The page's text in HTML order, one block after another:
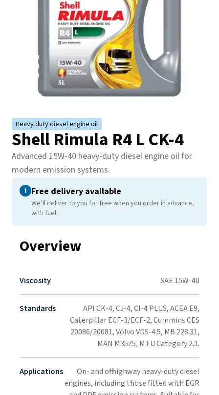
Heavy duty diesel engine oil​​​​‌ ‍ ​‍​‍‌‍ ‌ ​‍‌‍‍‌‌‍‌ ‌‍‍‌‌‍ ‍​‍​‍​ ‍‍​‍​‍‌ ​ ‌‍​‌‌‍ ‍‌‍‍‌‌ ‌​‌ ‍‌​‍ ‍‌‍‍‌‌‍ ​‍​‍​‍ ​​‍​‍‌‍‍​‌ ​‍‌‍‌‌‌‍‌‍​‍​‍​ ‍‍​‍​‍‌‍‍​‌ ‌​‌ ‌​‌ ​​‌ ​ ​ ‍‍​‍ ​‍ ‌‍ ​‌‍‍‌‌‍​‍‌‍‌‌‌ ​‍‌ ‌​‌ ‍‌​‍ ‌‌ ​ ‌ ‌​‌ ‌‌‌‍‌​‌‍‍‌‌‍ ​‍ ‍‌ ‌‍‌‍‌‌‌ ​‍‌‍​ ‌‍‌‌‌‍ ​​‍ ‍‌‍​‌‌ ​​‌ ​​​‍ ‌‍‍‌‌‍ ‍‌ ‌​‌‍‌‌‌‍ ‍‌ ‌​​‍ ‌‍‌‌‌‍‌​‌‍‍‌‌ ‌​​‍ ‌‍ ‌‌‍ ‌‍‌​‌‍‌‌​ ‌‌ ​​‌ ​‍‌‍‌‌‌ ​ ‌‍‌‌‌‍ ‍‌ ‌​‌‍​‌‌ ‌​‌‍‍‌‌‍ ‌‍ ‍​ ‍ ‌‍‍‌‌‍‌​​ ‌‌ ​​‌ ​‍‌‍ ‌‍‌​‌ ‌‌‌‍​ ‌ ‌​​‍ ‌‌ ​​‌ ​‍‌‍ ‌‍‌​‌ ‌‌‌‍​ ‌ ‌​‌ ​ ​‍ ‌‌ ​ ‌‍‍​‌‍‌‌‌‍ ​‌‍ ​​‍ ‌‌ ​‍‌‍‍‌‌‍ ‌‌ ‌‌‌‍ ​‌‍​‌​‍ ‌‌ ​‍​ ‌​​‍ ‌‌‍ ​​‍ ‌‌‍​ ‌‍‍ ​‍ ‌​ ‌​​ ‍ ‌ ‌​‌ ‍‌‌ ​​‌‍‌‌​ ‌‌ ​​‌ ​‍‌‍ ‌‍‌​‌ ‌‌‌‍​ ‌ ‌​​ ‍ ‌ ​​‌‍​‌‌ ‌​‌‍‍​​ ‌‌ ​ ‌ ‌‌‌‍​‍‌​​ ‌‍​‌‌ ‌​‌‍‌‌‌‍‌ ‌‍ ‌ ​‍‌ ‍‌​ ‌‍​‍‌‍​‌‌ ​ ‌‍‌‌‌‌‌‌‌ ​‍‌‍ ​​ ‌‌‍‍​‌ ‌​‌ ‌​‌ ​​‌ ​ ​‍‌‌​ ​ ‌​​‌​‍‌‌​ ​‍‌​‌‍​‍‌‌​ ​‍‌​‌‍‌‍ ​‌‍‍‌‌‍​‍‌‍‌‌‌ ​‍‌ ‌​‌ ‍‌​‍ ‌‌ ​ ‌ ‌​‌ ‌‌‌‍‌​‌‍‍‌‌‍ ​‍ ‍‌ ‌‍‌‍‌‌‌ ​‍‌‍​ ‌‍‌‌‌‍ ​​‍ ‍‌‍​‌‌ ​​‌ ​​​‍‌‍‌‍‍‌‌‍‌​​ ‌‌ ​​‌ ​‍‌‍ ‌‍‌​‌ ‌‌‌‍​ ‌ ‌​​‍ ‌‌ ​​‌ ​‍‌‍ ‌‍‌​‌ ‌‌‌‍​ ‌ ‌​‌ ​ ​‍ ‌‌ ​ ‌‍‍​‌‍‌‌‌‍ ​‌‍ ​​‍ ‌‌ ​‍‌‍‍‌‌‍ ‌‌ ‌‌‌‍ ​‌‍​‌​‍ ‌‌ ​‍​ ‌​​‍ ‌‌‍ ​​‍ ‌‌‍​ ‌‍‍ ​‍ ‌​ ‌​​‍‌‍‌ ‌​‌ ‍‌‌ ​​‌‍‌‌​ ‌‌ ​​‌ ​‍‌‍ ‌‍‌​‌ ‌‌‌‍​ ‌ ‌​​‍‌‍‌ ​​‌‍​‌‌ ‌​‌‍‍​​ ‌‌ ​ ‌ ‌‌‌‍​‍‌​​ ‌‍​‌‌ ‌​‌‍‌‌‌‍‌ ‌‍ ‌ ​‍‌ ‍‌​‍‌‍‌ ​​‌‍‌‌‌ ​‍‌ ​ ‌ ​​‌‍‌‌‌‍​ ‌ ‌​‌‍‍‌‌ ‌‍‌‍‌‌​ ‌‌ ​​‌ ‌‌‌‍​‍‌‍ ​‌‍‍‌‌ ​ ‌‍‍​‌‍‌‌‌‍‌​​‍​‍‌ ‌
Shell Rimula R4 L CK-4​​​​‌ ‍ ​‍​‍‌‍ ‌ ​‍‌‍‍‌‌‍‌ ‌‍‍‌‌‍ ‍​‍​‍​ ‍‍​‍​‍‌ ​ ‌‍​‌‌‍ ‍‌‍‍‌‌ ‌​‌ ‍‌​‍ ‍‌‍‍‌‌‍ ​‍​‍​‍ ​​‍​‍‌‍‍​‌ ​‍‌‍‌‌‌‍‌‍​‍​‍​ ‍‍​‍​‍‌‍‍​‌ ‌​‌ ‌​‌ ​​‌ ​ ​ ‍‍​‍ ​‍ ‌‍ ​‌‍‍‌‌‍​‍‌‍‌‌‌ ​‍‌ ‌​‌ ‍‌​‍ ‌‌ ​ ‌ ‌​‌ ‌‌‌‍‌​‌‍‍‌‌‍ ​‍ ‍‌ ‌‍‌‍‌‌‌ ​‍‌‍​ ‌‍‌‌‌‍ ​​‍ ‍‌‍​‌‌ ​​‌ ​​​‍ ‌‍‍‌‌‍ ‍‌ ‌​‌‍‌‌‌‍ ‍‌ ‌​​‍ ‌‍‌‌‌‍‌​‌‍‍‌‌ ‌​​‍ ‌‍ ‌‌‍ ‌‍‌​‌‍‌‌​ ‌‌ ​​‌ ​‍‌‍‌‌‌ ​ ‌‍‌‌‌‍ ‍‌ ‌​‌‍​‌‌ ‌​‌‍‍‌‌‍ ‌‍ ‍​ ‍ ‌‍‍‌‌‍‌​​ ‌‌ ​​‌ ​‍‌‍ ‌‍‌​‌ ‌‌‌‍​ ‌ ‌​​‍ ‌‌ ​​‌ ​‍‌‍ ‌‍‌​‌ ‌‌‌‍​ ‌ ‌​‌ ​ ​‍ ‌‌ ​ ‌‍‍​‌‍‌‌‌‍ ​‌‍ ​​‍ ‌‌ ​‍‌‍‍‌‌‍ ‌‌ ‌‌‌‍ ​‌‍​‌​‍ ‌‌ ​‍​ ‌​​‍ ‌‌‍ ​​‍ ‌‌‍​ ‌‍‍ ​‍ ‌​ ‌​​ ‍ ‌ ‌​‌ ‍‌‌ ​​‌‍‌‌​ ‌‌ ​​‌ ​‍‌‍ ‌‍‌​‌ ‌‌‌‍​ ‌ ‌​​ ‍ ‌ ​​‌‍​‌‌ ‌​‌‍‍​​ ‌‌ ​​‌ ​‍‌‍ ‌‍‌​‌ ‌‌‌‍​ ‌ ‌​‌​ ‍‌‍​‌‌‍ ‌‌‍‌‌​ ‌‍​‍‌‍​‌‌ ​ ‌‍‌‌‌‌‌‌‌ ​‍‌‍ ​​ ‌‌‍‍​‌ ‌​‌ ‌​‌ ​​‌ ​ ​‍‌‌​ ​ ‌​​‌​‍‌‌​ ​‍‌​‌‍​‍‌‌​ ​‍‌​‌‍‌‍ ​‌‍‍‌‌‍​‍‌‍‌‌‌ ​‍‌ ‌​‌ ‍‌​‍ ‌‌ ​ ‌ ‌​‌ ‌‌‌‍‌​‌‍‍‌‌‍ ​‍ ‍‌ ‌‍‌‍‌‌‌ ​‍‌‍​ ‌‍‌‌‌‍ ​​‍ ‍‌‍​‌‌ ​​‌ ​​​‍‌‍‌‍‍‌‌‍‌​​ ‌‌ ​​‌ ​‍‌‍ ‌‍‌​‌ ‌‌‌‍​ ‌ ‌​​‍ ‌‌ ​​‌ ​‍‌‍ ‌‍‌​‌ ‌‌‌‍​ ‌ ‌​‌ ​ ​‍ ‌‌ ​ ‌‍‍​‌‍‌‌‌‍ ​‌‍ ​​‍ ‌‌ ​‍‌‍‍‌‌‍ ‌‌ ‌‌‌‍ ​‌‍​‌​‍ ‌‌ ​‍​ ‌​​‍ ‌‌‍ ​​‍ ‌‌‍​ ‌‍‍ ​‍ ‌​ ‌​​‍‌‍‌ ‌​‌ ‍‌‌ ​​‌‍‌‌​ ‌‌ ​​‌ ​‍‌‍ ‌‍‌​‌ ‌‌‌‍​ ‌ ‌​​‍‌‍‌ ​​‌‍​‌‌ ‌​‌‍‍​​ ‌‌ ​​‌ ​‍‌‍ ‌‍‌​‌ ‌‌‌‍​ ‌ ‌​‌​ ‍‌‍​‌‌‍ ‌‌‍‌‌​‍‌‍‌ ​​‌‍‌‌‌ ​‍‌ ​ ‌ ​​‌‍‌‌‌‍​ ‌ ‌​‌‍‍‌‌ ‌‍‌‍‌‌​ ‌‌ ​​‌ ‌‌‌‍​‍‌‍ ​‌‍‍‌‌ ​ ‌‍‍​‌‍‌‌‌‍‌​​‍​‍‌ ‌
Advanced 15W-40 heavy-duty diesel engine oil for
modern emission systems.​​​​‌ ‍ ​‍​‍‌‍ ‌ ​‍‌‍‍‌‌‍‌ ‌‍‍‌‌‍ ‍​‍​‍​ ‍‍​‍​‍‌ ​ ‌‍​‌‌‍ ‍‌‍‍‌‌ ‌​‌ ‍‌​‍ ‍‌‍‍‌‌‍ ​‍​‍​‍ ​​‍​‍‌‍‍​‌ ​‍‌‍‌‌‌‍‌‍​‍​‍​ ‍‍​‍​‍‌‍‍​‌ ‌​‌ ‌​‌ ​​‌ ​ ​ ‍‍​‍ ​‍ ‌‍ ​‌‍‍‌‌‍​‍‌‍‌‌‌ ​‍‌ ‌​‌ ‍‌​‍ ‌‌ ​ ‌ ‌​‌ ‌‌‌‍‌​‌‍‍‌‌‍ ​‍ ‍‌ ‌‍‌‍‌‌‌ ​‍‌‍​ ‌‍‌‌‌‍ ​​‍ ‍‌‍​‌‌ ​​‌ ​​​‍ ‌‍‍‌‌‍ ‍‌ ‌​‌‍‌‌‌‍ ‍‌ ‌​​‍ ‌‍‌‌‌‍‌​‌‍‍‌‌ ‌​​‍ ‌‍ ‌‌‍ ‌‍‌​‌‍‌‌​ ‌‌ ​​‌ ​‍‌‍‌‌‌ ​ ‌‍‌‌‌‍ ‍‌ ‌​‌‍​‌‌ ‌​‌‍‍‌‌‍ ‌‍ ‍​ ‍ ‌‍‍‌‌‍‌​​ ‌‌ ​​‌ ​‍‌‍ ‌‍‌​‌ ‌‌‌‍​ ‌ ‌​​‍ ‌‌ ​​‌ ​‍‌‍ ‌‍‌​‌ ‌‌‌‍​ ‌ ‌​‌ ​ ​‍ ‌‌ ​ ‌‍‍​‌‍‌‌‌‍ ​‌‍ ​​‍ ‌‌ ​‍‌‍‍‌‌‍ ‌‌ ‌‌‌‍ ​‌‍​‌​‍ ‌‌ ​‍​ ‌​​‍ ‌‌‍ ​​‍ ‌‌‍​ ‌‍‍ ​‍ ‌​ ‌​​ ‍ ‌ ‌​‌ ‍‌‌ ​​‌‍‌‌​ ‌‌ ​​‌ ​‍‌‍ ‌‍‌​‌ ‌‌‌‍​ ‌ ‌​​ ‍ ‌ ​​‌‍​‌‌ ‌​‌‍‍​​ ‌‌ ​ ‌ ‌‌‌‍​‍‌ ‌​‌‍‍‌‌ ‌​‌‍ ​‌‍‌‌​ ‌‍​‍‌‍​‌‌ ​ ‌‍‌‌‌‌‌‌‌ ​‍‌‍ ​​ ‌‌‍‍​‌ ‌​‌ ‌​‌ ​​‌ ​ ​‍‌‌​ ​ ‌​​‌​‍‌‌​ ​‍‌​‌‍​‍‌‌​ ​‍‌​‌‍‌‍ ​‌‍‍‌‌‍​‍‌‍‌‌‌ ​‍‌ ‌​‌ ‍‌​‍ ‌‌ ​ ‌ ‌​‌ ‌‌‌‍‌​‌‍‍‌‌‍ ​‍ ‍‌ ‌‍‌‍‌‌‌ ​‍‌‍​ ‌‍‌‌‌‍ ​​‍ ‍‌‍​‌‌ ​​‌ ​​​‍‌‍‌‍‍‌‌‍‌​​ ‌‌ ​​‌ ​‍‌‍ ‌‍‌​‌ ‌‌‌‍​ ‌ ‌​​‍ ‌‌ ​​‌ ​‍‌‍ ‌‍‌​‌ ‌‌‌‍​ ‌ ‌​‌ ​ ​‍ ‌‌ ​ ‌‍‍​‌‍‌‌‌‍ ​‌‍ ​​‍ ‌‌ ​‍‌‍‍‌‌‍ ‌‌ ‌‌‌‍ ​‌‍​‌​‍ ‌‌ ​‍​ ‌​​‍ ‌‌‍ ​​‍ ‌‌‍​ ‌‍‍ ​‍ ‌​ ‌​​‍‌‍‌ ‌​‌ ‍‌‌ ​​‌‍‌‌​ ‌‌ ​​‌ ​‍‌‍ ‌‍‌​‌ ‌‌‌‍​ ‌ ‌​​‍‌‍‌ ​​‌‍​‌‌ ‌​‌‍‍​​ ‌‌ ​ ‌ ‌‌‌‍​‍‌ ‌​‌‍‍‌‌ ‌​‌‍ ​‌‍‌‌​‍‌‍‌ ​​‌‍‌‌‌ ​‍‌ ​ ‌ ​​‌‍‌‌‌‍​ ‌ ‌​‌‍‍‌‌ ‌‍‌‍‌‌​ ‌‌ ​​‌ ‌‌‌‍​‍‌‍ ​‌‍‍‌‌ ​ ‌‍‍​‌‍‌‌‌‍‌​​‍​‍‌ ‌
i Free delivery available ​​​​‌ ‍ ​‍​‍‌‍ ‌ ​‍‌‍‍‌‌‍‌ ‌‍‍‌‌‍ ‍​‍​‍​ ‍‍​‍​‍‌ ​ ‌‍​‌‌‍ ‍‌‍‍‌‌ ‌​‌ ‍‌​‍ ‍‌‍‍‌‌‍ ​‍​‍​‍ ​​‍​‍‌‍‍​‌ ​‍‌‍‌‌‌‍‌‍​‍​‍​ ‍‍​‍​‍‌‍‍​‌ ‌​‌ ‌​‌ ​​‌ ​ ​ ‍‍​‍ ​‍ ‌‍ ​‌‍‍‌‌‍​‍‌‍‌‌‌ ​‍‌ ‌​‌ ‍‌​‍ ‌‌ ​ ‌ ‌​‌ ‌‌‌‍‌​‌‍‍‌‌‍ ​‍ ‍‌ ‌‍‌‍‌‌‌ ​‍‌‍​ ‌‍‌‌‌‍ ​​‍ ‍‌‍​‌‌ ​​‌ ​​​‍ ‌‍‍‌‌‍ ‍‌ ‌​‌‍‌‌‌‍ ‍‌ ‌​​‍ ‌‍‌‌‌‍‌​‌‍‍‌‌ ‌​​‍ ‌‍ ‌‌‍ ‌‍‌​‌‍‌‌​ ‌‌ ​​‌ ​‍‌‍‌‌‌ ​ ‌‍‌‌‌‍ ‍‌ ‌​‌‍​‌‌ ‌​‌‍‍‌‌‍ ‌‍ ‍​ ‍ ‌‍‍‌‌‍‌​​ ‌‌ ​​‌ ​‍‌‍ ‌‍‌​‌ ‌‌‌‍​ ‌ ‌​​‍ ‌‌ ​​‌ ​‍‌‍ ‌‍‌​‌ ‌‌‌‍​ ‌ ‌​‌ ​ ​‍ ‌‌ ​ ‌‍‍​‌‍‌‌‌‍ ​‌‍ ​​‍ ‌‌ ​‍‌‍‍‌‌‍ ‌‌ ‌‌‌‍ ​‌‍​‌​‍ ‌‌ ​‍​ ‌​​‍ ‌‌‍ ​​‍ ‌‌‍​ ‌‍‍ ​‍ ‌​ ‌​​ ‍ ‌ ‌​‌ ‍‌‌ ​​‌‍‌‌​ ‌‌ ​​‌ ​‍‌‍ ‌‍‌​‌ ‌‌‌‍​ ‌ ‌​​ ‍ ‌ ​​‌‍​‌‌ ‌​‌‍‍​​ ‌‌‍‍‌‌‍ ‍‌‍‌‍‌‍ ​‍ ‍‌ ‌​‌‍‍‌‌ ‌​‌‍ ​‌‍‌‌​ ‌‍​‍‌‍​‌‌ ​ ‌‍‌‌‌‌‌‌‌ ​‍‌‍ ​​ ‌‌‍‍​‌ ‌​‌ ‌​‌ ​​‌ ​ ​‍‌‌​ ​ ‌​​‌​‍‌‌​ ​‍‌​‌‍​‍‌‌​ ​‍‌​‌‍‌‍ ​‌‍‍‌‌‍​‍‌‍‌‌‌ ​‍‌ ‌​‌ ‍‌​‍ ‌‌ ​ ‌ ‌​‌ ‌‌‌‍‌​‌‍‍‌‌‍ ​‍ ‍‌ ‌‍‌‍‌‌‌ ​‍‌‍​ ‌‍‌‌‌‍ ​​‍ ‍‌‍​‌‌ ​​‌ ​​​‍‌‍‌‍‍‌‌‍‌​​ ‌‌ ​​‌ ​‍‌‍ ‌‍‌​‌ ‌‌‌‍​ ‌ ‌​​‍ ‌‌ ​​‌ ​‍‌‍ ‌‍‌​‌ ‌‌‌‍​ ‌ ‌​‌ ​ ​‍ ‌‌ ​ ‌‍‍​‌‍‌‌‌‍ ​‌‍ ​​‍ ‌‌ ​‍‌‍‍‌‌‍ ‌‌ ‌‌‌‍ ​‌‍​‌​‍ ‌‌ ​‍​ ‌​​‍ ‌‌‍ ​​‍ ‌‌‍​ ‌‍‍ ​‍ ‌​ ‌​​‍‌‍‌ ‌​‌ ‍‌‌ ​​‌‍‌‌​ ‌‌ ​​‌ ​‍‌‍ ‌‍‌​‌ ‌‌‌‍​ ‌ ‌​​‍‌‍‌ ​​‌‍​‌‌ ‌​‌‍‍​​ ‌‌‍‍‌‌‍ ‍‌‍‌‍‌‍ ​‍ ‍‌ ‌​‌‍‍‌‌ ‌​‌‍ ​‌‍‌‌​‍‌‍‌ ​​‌‍‌‌‌ ​‍‌ ​ ‌ ​​‌‍‌‌‌‍​ ‌ ‌​‌‍‍‌‌ ‌‍‌‍‌‌​ ‌‌ ​​‌ ‌‌‌‍​‍‌‍ ​‌‍‍‌‌ ​ ‌‍‍​‌‍‌‌‌‍‌​​‍​‍‌ ‌
We’ll deliver to you for free when you order in advance,
with fuel. ​​​​‌ ‍ ​‍​‍‌‍ ‌ ​‍‌‍‍‌‌‍‌ ‌‍‍‌‌‍ ‍​‍​‍​ ‍‍​‍​‍‌ ​ ‌‍​‌‌‍ ‍‌‍‍‌‌ ‌​‌ ‍‌​‍ ‍‌‍‍‌‌‍ ​‍​‍​‍ ​​‍​‍‌‍‍​‌ ​‍‌‍‌‌‌‍‌‍​‍​‍​ ‍‍​‍​‍‌‍‍​‌ ‌​‌ ‌​‌ ​​‌ ​ ​ ‍‍​‍ ​‍ ‌‍ ​‌‍‍‌‌‍​‍‌‍‌‌‌ ​‍‌ ‌​‌ ‍‌​‍ ‌‌ ​ ‌ ‌​‌ ‌‌‌‍‌​‌‍‍‌‌‍ ​‍ ‍‌ ‌‍‌‍‌‌‌ ​‍‌‍​ ‌‍‌‌‌‍ ​​‍ ‍‌‍​‌‌ ​​‌ ​​​‍ ‌‍‍‌‌‍ ‍‌ ‌​‌‍‌‌‌‍ ‍‌ ‌​​‍ ‌‍‌‌‌‍‌​‌‍‍‌‌ ‌​​‍ ‌‍ ‌‌‍ ‌‍‌​‌‍‌‌​ ‌‌ ​​‌ ​‍‌‍‌‌‌ ​ ‌‍‌‌‌‍ ‍‌ ‌​‌‍​‌‌ ‌​‌‍‍‌‌‍ ‌‍ ‍​ ‍ ‌‍‍‌‌‍‌​​ ‌‌ ​​‌ ​‍‌‍ ‌‍‌​‌ ‌‌‌‍​ ‌ ‌​​‍ ‌‌ ​​‌ ​‍‌‍ ‌‍‌​‌ ‌‌‌‍​ ‌ ‌​‌ ​ ​‍ ‌‌ ​ ‌‍‍​‌‍‌‌‌‍ ​‌‍ ​​‍ ‌‌ ​‍‌‍‍‌‌‍ ‌‌ ‌‌‌‍ ​‌‍​‌​‍ ‌‌ ​‍​ ‌​​‍ ‌‌‍ ​​‍ ‌‌‍​ ‌‍‍ ​‍ ‌​ ‌​​ ‍ ‌ ‌​‌ ‍‌‌ ​​‌‍‌‌​ ‌‌ ​​‌ ​‍‌‍ ‌‍‌​‌ ‌‌‌‍​ ‌ ‌​​ ‍ ‌ ​​‌‍​‌‌ ‌​‌‍‍​​ ‌‌‍‍‌‌‍ ‍‌‍‌‍‌‍ ​‍ ‍‌‍‌​‌‍‌‌‌ ​ ‌‍​ ‌ ​‍‌‍‍‌‌ ​​‌ ‌​‌‍‍‌‌‍ ‌‍ ‍​ ‌‍​‍‌‍​‌‌ ​ ‌‍‌‌‌‌‌‌‌ ​‍‌‍ ​​ ‌‌‍‍​‌ ‌​‌ ‌​‌ ​​‌ ​ ​‍‌‌​ ​ ‌​​‌​‍‌‌​ ​‍‌​‌‍​‍‌‌​ ​‍‌​‌‍‌‍ ​‌‍‍‌‌‍​‍‌‍‌‌‌ ​‍‌ ‌​‌ ‍‌​‍ ‌‌ ​ ‌ ‌​‌ ‌‌‌‍‌​‌‍‍‌‌‍ ​‍ ‍‌ ‌‍‌‍‌‌‌ ​‍‌‍​ ‌‍‌‌‌‍ ​​‍ ‍‌‍​‌‌ ​​‌ ​​​‍‌‍‌‍‍‌‌‍‌​​ ‌‌ ​​‌ ​‍‌‍ ‌‍‌​‌ ‌‌‌‍​ ‌ ‌​​‍ ‌‌ ​​‌ ​‍‌‍ ‌‍‌​‌ ‌‌‌‍​ ‌ ‌​‌ ​ ​‍ ‌‌ ​ ‌‍‍​‌‍‌‌‌‍ ​‌‍ ​​‍ ‌‌ ​‍‌‍‍‌‌‍ ‌‌ ‌‌‌‍ ​‌‍​‌​‍ ‌‌ ​‍​ ‌​​‍ ‌‌‍ ​​‍ ‌‌‍​ ‌‍‍ ​‍ ‌​ ‌​​‍‌‍‌ ‌​‌ ‍‌‌ ​​‌‍‌‌​ ‌‌ ​​‌ ​‍‌‍ ‌‍‌​‌ ‌‌‌‍​ ‌ ‌​​‍‌‍‌ ​​‌‍​‌‌ ‌​‌‍‍​​ ‌‌‍‍‌‌‍ ‍‌‍‌‍‌‍ ​‍ ‍‌‍‌​‌‍‌‌‌ ​ ‌‍​ ‌ ​‍‌‍‍‌‌ ​​‌ ‌​‌‍‍‌‌‍ ‌‍ ‍​‍‌‍‌ ​​‌‍‌‌‌ ​‍‌ ​ ‌ ​​‌‍‌‌‌‍​ ‌ ‌​‌‍‍‌‌ ‌‍‌‍‌‌​ ‌‌ ​​‌ ‌‌‌‍​‍‌‍ ​‌‍‍‌‌ ​ ‌‍‍​‌‍‌‌‌‍‌​​‍​‍‌ ‌
Overview
Viscosity​​​​‌ ‍ ​‍​‍‌‍ ‌ ​‍‌‍‍‌‌‍‌ ‌‍‍‌‌‍ ‍​‍​‍​ ‍‍​‍​‍‌ ​ ‌‍​‌‌‍ ‍‌‍‍‌‌ ‌​‌ ‍‌​‍ ‍‌‍‍‌‌‍ ​‍​‍​‍ ​​‍​‍‌‍‍​‌ ​‍‌‍‌‌‌‍‌‍​‍​‍​ ‍‍​‍​‍‌‍‍​‌ ‌​‌ ‌​‌ ​​‌ ​ ​ ‍‍​‍ ​‍ ‌‍ ​‌‍‍‌‌‍​‍‌‍‌‌‌ ​‍‌ ‌​‌ ‍‌​‍ ‌‌ ​ ‌ ‌​‌ ‌‌‌‍‌​‌‍‍‌‌‍ ​‍ ‍‌ ‌‍‌‍‌‌‌ ​‍‌‍​ ‌‍‌‌‌‍ ​​‍ ‍‌‍​‌‌ ​​‌ ​​​‍ ‌‍‍‌‌‍ ‍‌ ‌​‌‍‌‌‌‍ ‍‌ ‌​​‍ ‌‍‌‌‌‍‌​‌‍‍‌‌ ‌​​‍ ‌‍ ‌‌‍ ‌‍‌​‌‍‌‌​ ‌‌ ​​‌ ​‍‌‍‌‌‌ ​ ‌‍‌‌‌‍ ‍‌ ‌​‌‍​‌‌ ‌​‌‍‍‌‌‍ ‌‍ ‍​ ‍ ‌‍‍‌‌‍‌​​ ‌‌ ​​‌ ​‍‌‍ ‌‍‌​‌ ‌‌‌‍​ ‌ ‌​​‍ ‌‌ ​​‌ ​‍‌‍ ‌‍‌​‌ ‌‌‌‍​ ‌ ‌​‌ ​ ​‍ ‌‌ ​ ‌‍‍​‌‍‌‌‌‍ ​‌‍ ​​‍ ‌‌ ​‍‌‍‍‌‌‍ ‌‌ ‌‌‌‍ ​‌‍​‌​‍ ‌‌ ​‍​ ‌​​‍ ‌‌‍ ​​‍ ‌‌‍​ ‌‍‍ ​‍ ‌​ ‌​​ ‍ ‌ ‌​‌ ‍‌‌ ​​‌‍‌‌​ ‌‌ ​​‌ ​‍‌‍ ‌‍‌​‌ ‌‌‌‍​ ‌ ‌​​ ‍ ‌ ​​‌‍​‌‌ ‌​‌‍‍​​ ‌‌‍ ‌ ‌‍‌‍‌‌‌ ​‍‌ ‌‍‌‍‍‌‌‍‌‌‌ ‌ ​‍‌‌​ ‌‌‌​​‍‌‌ ‌‍‍ ‌‍‌‌‌ ‍‌​‍‌‌​ ​ ‌​‌​​‍‌‌​ ​ ‌​‌​​‍‌‌​ ​‍​ ​‍‌‍‌​‌‍​‍‌‍‍​‌‌‌​‌ ‌‍‌‍ ‌‌‍ ‌ ​ ‌‌‌‍‌ ‌​‌‍ ‌‌‍ ‌‌‌‍‌‌​‌‌‌​‍‌​‌​‌​‌‍‌​ ‌‌‌​ ‌‍​‍‌‍​ ‌​ ​​‍‌‌​ ​‍​ ​‍​‍‌‌​ ‌‌‌​‌​​‍ ‍‌‍ ​‌‍​‌‌‍​‍‌‍‌‌‌‍ ​​ ‌‍​‍‌‍​‌‌ ​ ‌‍‌‌‌‌‌‌‌ ​‍‌‍ ​​ ‌‌‍‍​‌ ‌​‌ ‌​‌ ​​‌ ​ ​‍‌‌​ ​ ‌​​‌​‍‌‌​ ​‍‌​‌‍​‍‌‌​ ​‍‌​‌‍‌‍ ​‌‍‍‌‌‍​‍‌‍‌‌‌ ​‍‌ ‌​‌ ‍‌​‍ ‌‌ ​ ‌ ‌​‌ ‌‌‌‍‌​‌‍‍‌‌‍ ​‍ ‍‌ ‌‍‌‍‌‌‌ ​‍‌‍​ ‌‍‌‌‌‍ ​​‍ ‍‌‍​‌‌ ​​‌ ​​​‍‌‍‌‍‍‌‌‍‌​​ ‌‌ ​​‌ ​‍‌‍ ‌‍‌​‌ ‌‌‌‍​ ‌ ‌​​‍ ‌‌ ​​‌ ​‍‌‍ ‌‍‌​‌ ‌‌‌‍​ ‌ ‌​‌ ​ ​‍ ‌‌ ​ ‌‍‍​‌‍‌‌‌‍ ​‌‍ ​​‍ ‌‌ ​‍‌‍‍‌‌‍ ‌‌ ‌‌‌‍ ​‌‍​‌​‍ ‌‌ ​‍​ ‌​​‍ ‌‌‍ ​​‍ ‌‌‍​ ‌‍‍ ​‍ ‌​ ‌​​‍‌‍‌ ‌​‌ ‍‌‌ ​​‌‍‌‌​ ‌‌ ​​‌ ​‍‌‍ ‌‍‌​‌ ‌‌‌‍​ ‌ ‌​​‍‌‍‌ ​​‌‍​‌‌ ‌​‌‍‍​​ ‌‌‍ ‌ ‌‍‌‍‌‌‌ ​‍‌ ‌‍‌‍‍‌‌‍‌‌‌ ‌ ​‍‌‌​ ‌‌‌​​‍‌‌ ‌‍‍ ‌‍‌‌‌ ‍‌​‍‌‌​ ​ ‌​‌​​‍‌‌​ ​ ‌​‌​​‍‌‌​ ​‍​ ​‍‌‍‌​‌‍​‍‌‍‍​‌‌‌​‌ ‌‍‌‍ ‌‌‍ ‌ ​ ‌‌‌‍‌ ‌​‌‍ ‌‌‍ ‌‌‌‍‌‌​‌‌‌​‍‌​‌​‌​‌‍‌​ ‌‌‌​ ‌‍​‍‌‍​ ‌​ ​​‍‌‌​ ​‍​ ​‍​‍‌‌​ ‌‌‌​‌​​‍ ‍‌‍ ​‌‍​‌‌‍​‍‌‍‌‌‌‍ ​​‍‌‍‌ ​​‌‍‌‌‌ ​‍‌ ​ ‌ ​​‌‍‌‌‌‍​ ‌ ‌​‌‍‍‌‌ ‌‍‌‍‌‌​ ‌‌ ​​‌ ‌‌‌‍​‍‌‍ ​‌‍‍‌‌ ​ ‌‍‍​‌‍‌‌‌‍‌​​‍​‍‌ ‌ SAE 15W-40​​​​‌ ‍ ​‍​‍‌‍ ‌ ​‍‌‍‍‌‌‍‌ ‌‍‍‌‌‍ ‍​‍​‍​ ‍‍​‍​‍‌ ​ ‌‍​‌‌‍ ‍‌‍‍‌‌ ‌​‌ ‍‌​‍ ‍‌‍‍‌‌‍ ​‍​‍​‍ ​​‍​‍‌‍‍​‌ ​‍‌‍‌‌‌‍‌‍​‍​‍​ ‍‍​‍​‍‌‍‍​‌ ‌​‌ ‌​‌ ​​‌ ​ ​ ‍‍​‍ ​‍ ‌‍ ​‌‍‍‌‌‍​‍‌‍‌‌‌ ​‍‌ ‌​‌ ‍‌​‍ ‌‌ ​ ‌ ‌​‌ ‌‌‌‍‌​‌‍‍‌‌‍ ​‍ ‍‌ ‌‍‌‍‌‌‌ ​‍‌‍​ ‌‍‌‌‌‍ ​​‍ ‍‌‍​‌‌ ​​‌ ​​​‍ ‌‍‍‌‌‍ ‍‌ ‌​‌‍‌‌‌‍ ‍‌ ‌​​‍ ‌‍‌‌‌‍‌​‌‍‍‌‌ ‌​​‍ ‌‍ ‌‌‍ ‌‍‌​‌‍‌‌​ ‌‌ ​​‌ ​‍‌‍‌‌‌ ​ ‌‍‌‌‌‍ ‍‌ ‌​‌‍​‌‌ ‌​‌‍‍‌‌‍ ‌‍ ‍​ ‍ ‌‍‍‌‌‍‌​​ ‌‌ ​​‌ ​‍‌‍ ‌‍‌​‌ ‌‌‌‍​ ‌ ‌​​‍ ‌‌ ​​‌ ​‍‌‍ ‌‍‌​‌ ‌‌‌‍​ ‌ ‌​‌ ​ ​‍ ‌‌ ​ ‌‍‍​‌‍‌‌‌‍ ​‌‍ ​​‍ ‌‌ ​‍‌‍‍‌‌‍ ‌‌ ‌‌‌‍ ​‌‍​‌​‍ ‌‌ ​‍​ ‌​​‍ ‌‌‍ ​​‍ ‌‌‍​ ‌‍‍ ​‍ ‌​ ‌​​ ‍ ‌ ‌​‌ ‍‌‌ ​​‌‍‌‌​ ‌‌ ​​‌ ​‍‌‍ ‌‍‌​‌ ‌‌‌‍​ ‌ ‌​​ ‍ ‌ ​​‌‍​‌‌ ‌​‌‍‍​​ ‌‌‍ ‌ ‌‍‌‍‌‌‌ ​‍‌ ‌‍‌‍‍‌‌‍‌‌‌ ‌ ​‍‌‌​ ‌‌‌​​‍‌‌ ‌‍‍ ‌‍‌‌‌ ‍‌​‍‌‌​ ​ ‌​‌​​‍‌‌​ ​ ‌​‌​​‍‌‌​ ​‍​ ​‍‌‍‌​‌‍​‍‌‍‍​‌‌‌​‌ ‌‍‌‍ ‌‌‍ ‌ ​ ‌‌‌‍‌ ‌​‌‍ ‌‌‍ ‌‌‌‍‌‌​‌‌‌​‍‌​‌​‌​‌‍‌​ ‌‌‌​ ‌‍​‍‌‍​ ‌​ ​​‍‌‌​ ​‍​ ​‍​‍‌‌​ ‌‌‌​‌​​‍ ‍‌ ‌‍‌‍​‌‌‍ ​‌ ‌‌‌‍‌‌​ ‌‍​‍‌‍​‌‌ ​ ‌‍‌‌‌‌‌‌‌ ​‍‌‍ ​​ ‌‌‍‍​‌ ‌​‌ ‌​‌ ​​‌ ​ ​‍‌‌​ ​ ‌​​‌​‍‌‌​ ​‍‌​‌‍​‍‌‌​ ​‍‌​‌‍‌‍ ​‌‍‍‌‌‍​‍‌‍‌‌‌ ​‍‌ ‌​‌ ‍‌​‍ ‌‌ ​ ‌ ‌​‌ ‌‌‌‍‌​‌‍‍‌‌‍ ​‍ ‍‌ ‌‍‌‍‌‌‌ ​‍‌‍​ ‌‍‌‌‌‍ ​​‍ ‍‌‍​‌‌ ​​‌ ​​​‍‌‍‌‍‍‌‌‍‌​​ ‌‌ ​​‌ ​‍‌‍ ‌‍‌​‌ ‌‌‌‍​ ‌ ‌​​‍ ‌‌ ​​‌ ​‍‌‍ ‌‍‌​‌ ‌‌‌‍​ ‌ ‌​‌ ​ ​‍ ‌‌ ​ ‌‍‍​‌‍‌‌‌‍ ​‌‍ ​​‍ ‌‌ ​‍‌‍‍‌‌‍ ‌‌ ‌‌‌‍ ​‌‍​‌​‍ ‌‌ ​‍​ ‌​​‍ ‌‌‍ ​​‍ ‌‌‍​ ‌‍‍ ​‍ ‌​ ‌​​‍‌‍‌ ‌​‌ ‍‌‌ ​​‌‍‌‌​ ‌‌ ​​‌ ​‍‌‍ ‌‍‌​‌ ‌‌‌‍​ ‌ ‌​​‍‌‍‌ ​​‌‍​‌‌ ‌​‌‍‍​​ ‌‌‍ ‌ ‌‍‌‍‌‌‌ ​‍‌ ‌‍‌‍‍‌‌‍‌‌‌ ‌ ​‍‌‌​ ‌‌‌​​‍‌‌ ‌‍‍ ‌‍‌‌‌ ‍‌​‍‌‌​ ​ ‌​‌​​‍‌‌​ ​ ‌​‌​​‍‌‌​ ​‍​ ​‍‌‍‌​‌‍​‍‌‍‍​‌‌‌​‌ ‌‍‌‍ ‌‌‍ ‌ ​ ‌‌‌‍‌ ‌​‌‍ ‌‌‍ ‌‌‌‍‌‌​‌‌‌​‍‌​‌​‌​‌‍‌​ ‌‌‌​ ‌‍​‍‌‍​ ‌​ ​​‍‌‌​ ​‍​ ​‍​‍‌‌​ ‌‌‌​‌​​‍ ‍‌ ‌‍‌‍​‌‌‍ ​‌ ‌‌‌‍‌‌​‍‌‍‌ ​​‌‍‌‌‌ ​‍‌ ​ ‌ ​​‌‍‌‌‌‍​ ‌ ‌​‌‍‍‌‌ ‌‍‌‍‌‌​ ‌‌ ​​‌ ‌‌‌‍​‍‌‍ ​‌‍‍‌‌ ​ ‌‍‍​‌‍‌‌‌‍‌​​‍​‍‌ ‌
Standards​​​​‌ ‍ ​‍​‍‌‍ ‌ ​‍‌‍‍‌‌‍‌ ‌‍‍‌‌‍ ‍​‍​‍​ ‍‍​‍​‍‌ ​ ‌‍​‌‌‍ ‍‌‍‍‌‌ ‌​‌ ‍‌​‍ ‍‌‍‍‌‌‍ ​‍​‍​‍ ​​‍​‍‌‍‍​‌ ​‍‌‍‌‌‌‍‌‍​‍​‍​ ‍‍​‍​‍‌‍‍​‌ ‌​‌ ‌​‌ ​​‌ ​ ​ ‍‍​‍ ​‍ ‌‍ ​‌‍‍‌‌‍​‍‌‍‌‌‌ ​‍‌ ‌​‌ ‍‌​‍ ‌‌ ​ ‌ ‌​‌ ‌‌‌‍‌​‌‍‍‌‌‍ ​‍ ‍‌ ‌‍‌‍‌‌‌ ​‍‌‍​ ‌‍‌‌‌‍ ​​‍ ‍‌‍​‌‌ ​​‌ ​​​‍ ‌‍‍‌‌‍ ‍‌ ‌​‌‍‌‌‌‍ ‍‌ ‌​​‍ ‌‍‌‌‌‍‌​‌‍‍‌‌ ‌​​‍ ‌‍ ‌‌‍ ‌‍‌​‌‍‌‌​ ‌‌ ​​‌ ​‍‌‍‌‌‌ ​ ‌‍‌‌‌‍ ‍‌ ‌​‌‍​‌‌ ‌​‌‍‍‌‌‍ ‌‍ ‍​ ‍ ‌‍‍‌‌‍‌​​ ‌‌ ​​‌ ​‍‌‍ ‌‍‌​‌ ‌‌‌‍​ ‌ ‌​​‍ ‌‌ ​​‌ ​‍‌‍ ‌‍‌​‌ ‌‌‌‍​ ‌ ‌​‌ ​ ​‍ ‌‌ ​ ‌‍‍​‌‍‌‌‌‍ ​‌‍ ​​‍ ‌‌ ​‍‌‍‍‌‌‍ ‌‌ ‌‌‌‍ ​‌‍​‌​‍ ‌‌ ​‍​ ‌​​‍ ‌‌‍ ​​‍ ‌‌‍​ ‌‍‍ ​‍ ‌​ ‌​​ ‍ ‌ ‌​‌ ‍‌‌ ​​‌‍‌‌​ ‌‌ ​​‌ ​‍‌‍ ‌‍‌​‌ ‌‌‌‍​ ‌ ‌​​ ‍ ‌ ​​‌‍​‌‌ ‌​‌‍‍​​ ‌‌‍ ‌ ‌‍‌‍‌‌‌ ​‍‌ ‌‍‌‍‍‌‌‍‌‌‌ ‌ ​‍‌‌​ ‌‌‌​​‍‌‌ ‌‍‍ ‌‍‌‌‌ ‍‌​‍‌‌​ ​ ‌​‌​​‍‌‌​ ​ ‌​‌​​‍‌‌​ ​‍​ ​‍‌‍‌​‌‍​‍‌‍‍​‌‌‌​‌ ‌‍‌‍ ‌‌‍ ‌ ​ ‌‌‌‍‌ ‌​‌‍ ‌‌‍ ‌‌‌‍‌‌​‌‌‌​‍‌​‌​‌​‌‍‌​ ‌‌‌​ ‌‍​‍‌‍‌ ‌​​‍​‍‌‌​ ​‍​ ​‍​‍‌‌​ ‌‌‌​‌​​‍ ‍‌‍ ​‌‍​‌‌‍​‍‌‍‌‌‌‍ ​​ ‌‍​‍‌‍​‌‌ ​ ‌‍‌‌‌‌‌‌‌ ​‍‌‍ ​​ ‌‌‍‍​‌ ‌​‌ ‌​‌ ​​‌ ​ ​‍‌‌​ ​ ‌​​‌​‍‌‌​ ​‍‌​‌‍​‍‌‌​ ​‍‌​‌‍‌‍ ​‌‍‍‌‌‍​‍‌‍‌‌‌ ​‍‌ ‌​‌ ‍‌​‍ ‌‌ ​ ‌ ‌​‌ ‌‌‌‍‌​‌‍‍‌‌‍ ​‍ ‍‌ ‌‍‌‍‌‌‌ ​‍‌‍​ ‌‍‌‌‌‍ ​​‍ ‍‌‍​‌‌ ​​‌ ​​​‍‌‍‌‍‍‌‌‍‌​​ ‌‌ ​​‌ ​‍‌‍ ‌‍‌​‌ ‌‌‌‍​ ‌ ‌​​‍ ‌‌ ​​‌ ​‍‌‍ ‌‍‌​‌ ‌‌‌‍​ ‌ ‌​‌ ​ ​‍ ‌‌ ​ ‌‍‍​‌‍‌‌‌‍ ​‌‍ ​​‍ ‌‌ ​‍‌‍‍‌‌‍ ‌‌ ‌‌‌‍ ​‌‍​‌​‍ ‌‌ ​‍​ ‌​​‍ ‌‌‍ ​​‍ ‌‌‍​ ‌‍‍ ​‍ ‌​ ‌​​‍‌‍‌ ‌​‌ ‍‌‌ ​​‌‍‌‌​ ‌‌ ​​‌ ​‍‌‍ ‌‍‌​‌ ‌‌‌‍​ ‌ ‌​​‍‌‍‌ ​​‌‍​‌‌ ‌​‌‍‍​​ ‌‌‍ ‌ ‌‍‌‍‌‌‌ ​‍‌ ‌‍‌‍‍‌‌‍‌‌‌ ‌ ​‍‌‌​ ‌‌‌​​‍‌‌ ‌‍‍ ‌‍‌‌‌ ‍‌​‍‌‌​ ​ ‌​‌​​‍‌‌​ ​ ‌​‌​​‍‌‌​ ​‍​ ​‍‌‍‌​‌‍​‍‌‍‍​‌‌‌​‌ ‌‍‌‍ ‌‌‍ ‌ ​ ‌‌‌‍‌ ‌​‌‍ ‌‌‍ ‌‌‌‍‌‌​‌‌‌​‍‌​‌​‌​‌‍‌​ ‌‌‌​ ‌‍​‍‌‍‌ ‌​​‍​‍‌‌​ ​‍​ ​‍​‍‌‌​ ‌‌‌​‌​​‍ ‍‌‍ ​‌‍​‌‌‍​‍‌‍‌‌‌‍ ​​‍‌‍‌ ​​‌‍‌‌‌ ​‍‌ ​ ‌ ​​‌‍‌‌‌‍​ ‌ ‌​‌‍‍‌‌ ‌‍‌‍‌‌​ ‌‌ ​​‌ ‌‌‌‍​‍‌‍ ​‌‍‍‌‌ ​ ‌‍‍​‌‍‌‌‌‍‌​​‍​‍‌ ‌
API CK-4, CJ-4, CI-4 PLUS, ACEA E9,
Caterpillar ECF-3/ECF-2, Cummins CES
20086/20081, Volvo VDS-4.5, MB 228.31,
MAN M3575, MTU Category 2.1.​​​​‌ ‍ ​‍​‍‌‍ ‌ ​‍‌‍‍‌‌‍‌ ‌‍‍‌‌‍ ‍​‍​‍​ ‍‍​‍​‍‌ ​ ‌‍​‌‌‍ ‍‌‍‍‌‌ ‌​‌ ‍‌​‍ ‍‌‍‍‌‌‍ ​‍​‍​‍ ​​‍​‍‌‍‍​‌ ​‍‌‍‌‌‌‍‌‍​‍​‍​ ‍‍​‍​‍‌‍‍​‌ ‌​‌ ‌​‌ ​​‌ ​ ​ ‍‍​‍ ​‍ ‌‍ ​‌‍‍‌‌‍​‍‌‍‌‌‌ ​‍‌ ‌​‌ ‍‌​‍ ‌‌ ​ ‌ ‌​‌ ‌‌‌‍‌​‌‍‍‌‌‍ ​‍ ‍‌ ‌‍‌‍‌‌‌ ​‍‌‍​ ‌‍‌‌‌‍ ​​‍ ‍‌‍​‌‌ ​​‌ ​​​‍ ‌‍‍‌‌‍ ‍‌ ‌​‌‍‌‌‌‍ ‍‌ ‌​​‍ ‌‍‌‌‌‍‌​‌‍‍‌‌ ‌​​‍ ‌‍ ‌‌‍ ‌‍‌​‌‍‌‌​ ‌‌ ​​‌ ​‍‌‍‌‌‌ ​ ‌‍‌‌‌‍ ‍‌ ‌​‌‍​‌‌ ‌​‌‍‍‌‌‍ ‌‍ ‍​ ‍ ‌‍‍‌‌‍‌​​ ‌‌ ​​‌ ​‍‌‍ ‌‍‌​‌ ‌‌‌‍​ ‌ ‌​​‍ ‌‌ ​​‌ ​‍‌‍ ‌‍‌​‌ ‌‌‌‍​ ‌ ‌​‌ ​ ​‍ ‌‌ ​ ‌‍‍​‌‍‌‌‌‍ ​‌‍ ​​‍ ‌‌ ​‍‌‍‍‌‌‍ ‌‌ ‌‌‌‍ ​‌‍​‌​‍ ‌‌ ​‍​ ‌​​‍ ‌‌‍ ​​‍ ‌‌‍​ ‌‍‍ ​‍ ‌​ ‌​​ ‍ ‌ ‌​‌ ‍‌‌ ​​‌‍‌‌​ ‌‌ ​​‌ ​‍‌‍ ‌‍‌​‌ ‌‌‌‍​ ‌ ‌​​ ‍ ‌ ​​‌‍​‌‌ ‌​‌‍‍​​ ‌‌‍ ‌ ‌‍‌‍‌‌‌ ​‍‌ ‌‍‌‍‍‌‌‍‌‌‌ ‌ ​‍‌‌​ ‌‌‌​​‍‌‌ ‌‍‍ ‌‍‌‌‌ ‍‌​‍‌‌​ ​ ‌​‌​​‍‌‌​ ​ ‌​‌​​‍‌‌​ ​‍​ ​‍‌‍‌​‌‍​‍‌‍‍​‌‌‌​‌ ‌‍‌‍ ‌‌‍ ‌ ​ ‌‌‌‍‌ ‌​‌‍ ‌‌‍ ‌‌‌‍‌‌​‌‌‌​‍‌​‌​‌​‌‍‌​ ‌‌‌​ ‌‍​‍‌‍‌ ‌​​‍​‍‌‌​ ​‍​ ​‍​‍‌‌​ ‌‌‌​‌​​‍ ‍‌ ‌‍‌‍​‌‌‍ ​‌ ‌‌‌‍‌‌​ ‌‍​‍‌‍​‌‌ ​ ‌‍‌‌‌‌‌‌‌ ​‍‌‍ ​​ ‌‌‍‍​‌ ‌​‌ ‌​‌ ​​‌ ​ ​‍‌‌​ ​ ‌​​‌​‍‌‌​ ​‍‌​‌‍​‍‌‌​ ​‍‌​‌‍‌‍ ​‌‍‍‌‌‍​‍‌‍‌‌‌ ​‍‌ ‌​‌ ‍‌​‍ ‌‌ ​ ‌ ‌​‌ ‌‌‌‍‌​‌‍‍‌‌‍ ​‍ ‍‌ ‌‍‌‍‌‌‌ ​‍‌‍​ ‌‍‌‌‌‍ ​​‍ ‍‌‍​‌‌ ​​‌ ​​​‍‌‍‌‍‍‌‌‍‌​​ ‌‌ ​​‌ ​‍‌‍ ‌‍‌​‌ ‌‌‌‍​ ‌ ‌​​‍ ‌‌ ​​‌ ​‍‌‍ ‌‍‌​‌ ‌‌‌‍​ ‌ ‌​‌ ​ ​‍ ‌‌ ​ ‌‍‍​‌‍‌‌‌‍ ​‌‍ ​​‍ ‌‌ ​‍‌‍‍‌‌‍ ‌‌ ‌‌‌‍ ​‌‍​‌​‍ ‌‌ ​‍​ ‌​​‍ ‌‌‍ ​​‍ ‌‌‍​ ‌‍‍ ​‍ ‌​ ‌​​‍‌‍‌ ‌​‌ ‍‌‌ ​​‌‍‌‌​ ‌‌ ​​‌ ​‍‌‍ ‌‍‌​‌ ‌‌‌‍​ ‌ ‌​​‍‌‍‌ ​​‌‍​‌‌ ‌​‌‍‍​​ ‌‌‍ ‌ ‌‍‌‍‌‌‌ ​‍‌ ‌‍‌‍‍‌‌‍‌‌‌ ‌ ​‍‌‌​ ‌‌‌​​‍‌‌ ‌‍‍ ‌‍‌‌‌ ‍‌​‍‌‌​ ​ ‌​‌​​‍‌‌​ ​ ‌​‌​​‍‌‌​ ​‍​ ​‍‌‍‌​‌‍​‍‌‍‍​‌‌‌​‌ ‌‍‌‍ ‌‌‍ ‌ ​ ‌‌‌‍‌ ‌​‌‍ ‌‌‍ ‌‌‌‍‌‌​‌‌‌​‍‌​‌​‌​‌‍‌​ ‌‌‌​ ‌‍​‍‌‍‌ ‌​​‍​‍‌‌​ ​‍​ ​‍​‍‌‌​ ‌‌‌​‌​​‍ ‍‌ ‌‍‌‍​‌‌‍ ​‌ ‌‌‌‍‌‌​‍‌‍‌ ​​‌‍‌‌‌ ​‍‌ ​ ‌ ​​‌‍‌‌‌‍​ ‌ ‌​‌‍‍‌‌ ‌‍‌‍‌‌​ ‌‌ ​​‌ ‌‌‌‍​‍‌‍ ​‌‍‍‌‌ ​ ‌‍‍​‌‍‌‌‌‍‌​​‍​‍‌ ‌
Applications​​​​
On- and off-highway heavy-duty diesel
engines, including those fitted with EGR